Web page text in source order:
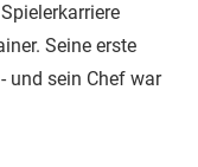
Seine erste
und sein Chef war